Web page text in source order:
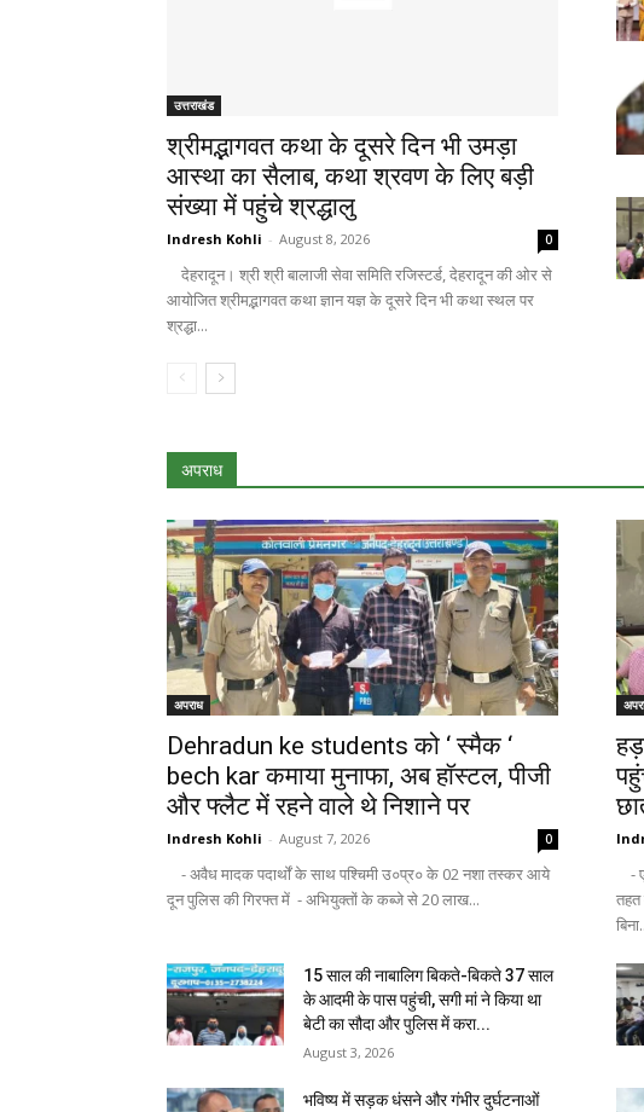
उत्तराखंड
श्रीमद्भागवत कथा के दूसरे दिन भी उमड़ा
आस्था का सैलाब, कथा श्रवण के लिए बड़ी
संख्या में पहुंचे श्रद्धालु
Indresh Kohli - August 8, 2026 0
देहरादून। श्री श्री बालाजी सेवा समिति रजिस्टर्ड, देहरादून की ओर से
आयोजित श्रीमद्भागवत कथा ज्ञान यज्ञ के दूसरे दिन भी कथा स्थल पर
श्रद्धा...
अपराध
अपराध
Dehradun ke students को ‘ स्मैक ‘
bech kar कमाया मुनाफा, अब हॉस्टल, पीजी
और फ्लैट में रहने वाले थे निशाने पर
Indresh Kohli - August 7, 2026 0
- अवैध मादक पदार्थों के साथ पश्चिमी उ०प्र० के 02 नशा तस्कर आये
दून पुलिस की गिरफ्त में - अभियुक्तों के कब्जे से 20 लाख...
-
तहत
15 साल की नाबालिग बिकते-बिकते 37 साल
के आदमी के पास पहुंची, सगी मां ने किया था
बेटी का सौदा और पुलिस में करा...
August 3, 2026
भविष्य में सड़क धंसने और गंभीर दुर्घटनाओं